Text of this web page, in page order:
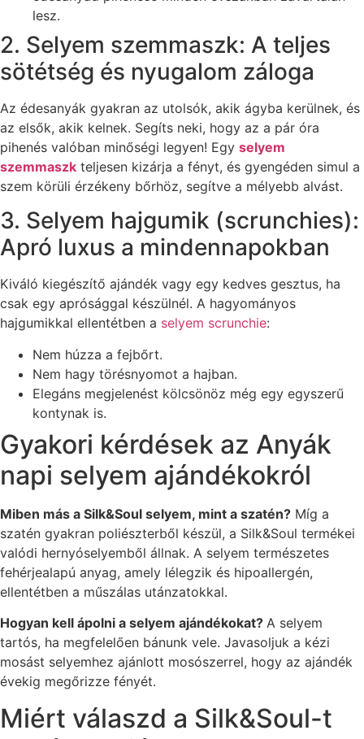
lesz.
2. Selyem szemmaszk: A teljes
sötétség és nyugalom záloga
Az édesanyák gyakran az utolsók, akik ágyba kerülnek, és
az elsők, akik kelnek. Segíts neki, hogy az a pár óra
pihenés valóban minőségi legyen! Egy selyem
szemmaszk teljesen kizárja a fényt, és gyengéden simul a
szem körüli érzékeny bőrhöz, segítve a mélyebb alvást.
3. Selyem hajgumik (scrunchies):
Apró luxus a mindennapokban
Kiváló kiegészítő ajándék vagy egy kedves gesztus, ha
csak egy aprósággal készülnél. A hagyományos
hajgumikkal ellentétben a selyem scrunchie:
Nem húzza a fejbőrt.
Nem hagy törésnyomot a hajban.
Elegáns megjelenést kölcsönöz még egy egyszerű
kontynak is.
Gyakori kérdések az Anyák
napi selyem ajándékokról
Miben más a Silk&Soul selyem, mint a szatén? Míg a
szatén gyakran poliészterből készül, a Silk&Soul termékei
valódi hernyóselyemből állnak. A selyem természetes
fehérjealapú anyag, amely lélegzik és hipoallergén,
ellentétben a műszálas utánzatokkal.
Hogyan kell ápolni a selyem ajándékokat? A selyem
tartós, ha megfelelően bánunk vele. Javasoljuk a kézi
mosást selyemhez ajánlott mosószerrel, hogy az ajándék
évekig megőrizze fényét.
Miért válaszd a Silk&Soul-t